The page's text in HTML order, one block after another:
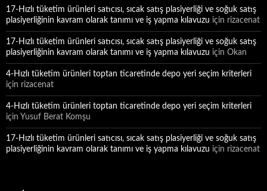
17-Hızlı tüketim ürünleri satıcısı, sıcak satış plasiyerliği ve soğuk satış
plasiyerliğinin kavram olarak tanımı ve iş yapma kılavuzu için rizacenat
17-Hızlı tüketim ürünleri satıcısı, sıcak satış plasiyerliği ve soğuk satış
plasiyerliğinin kavram olarak tanımı ve iş yapma kılavuzu için Okan
4-Hızlı tüketim ürünleri toptan ticaretinde depo yeri seçim kriterleri
için rizacenat
4-Hızlı tüketim ürünleri toptan ticaretinde depo yeri seçim kriterleri
için Yusuf Berat Komşu
17-Hızlı tüketim ürünleri satıcısı, sıcak satış plasiyerliği ve soğuk satış
plasiyerliğinin kavram olarak tanımı ve iş yapma kılavuzu için rizacenat